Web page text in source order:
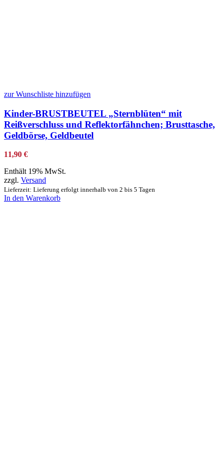
zur Wunschliste hinzufügen
Kinder-BRUSTBEUTEL „Sternblüten“ mit
Reißverschluss und Reflektorfähnchen; Brusttasche,
Geldbörse, Geldbeutel
11,90 €
Enthält 19% MwSt.
zzgl. Versand
Lieferzeit: Lieferung erfolgt innerhalb von 2 bis 5 Tagen
In den Warenkorb